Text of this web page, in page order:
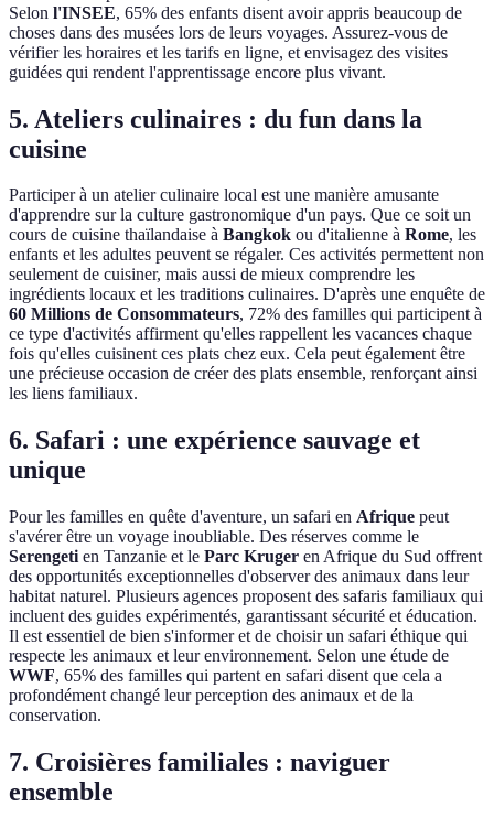
Selon l'INSEE, 65% des enfants disent avoir appris beaucoup de
choses dans des musées lors de leurs voyages. Assurez-vous de
vérifier les horaires et les tarifs en ligne, et envisagez des visites
guidées qui rendent l'apprentissage encore plus vivant.
5. Ateliers culinaires : du fun dans la
cuisine
Participer à un atelier culinaire local est une manière amusante
d'apprendre sur la culture gastronomique d'un pays. Que ce soit un
cours de cuisine thaïlandaise à Bangkok ou d'italienne à Rome, les
enfants et les adultes peuvent se régaler. Ces activités permettent non
seulement de cuisiner, mais aussi de mieux comprendre les
ingrédients locaux et les traditions culinaires. D'après une enquête de
60 Millions de Consommateurs, 72% des familles qui participent à
ce type d'activités affirment qu'elles rappellent les vacances chaque
fois qu'elles cuisinent ces plats chez eux. Cela peut également être
une précieuse occasion de créer des plats ensemble, renforçant ainsi
les liens familiaux.
6. Safari : une expérience sauvage et
unique
Pour les familles en quête d'aventure, un safari en Afrique peut
s'avérer être un voyage inoubliable. Des réserves comme le
Serengeti en Tanzanie et le Parc Kruger en Afrique du Sud offrent
des opportunités exceptionnelles d'observer des animaux dans leur
habitat naturel. Plusieurs agences proposent des safaris familiaux qui
incluent des guides expérimentés, garantissant sécurité et éducation.
Il est essentiel de bien s'informer et de choisir un safari éthique qui
respecte les animaux et leur environnement. Selon une étude de
WWF, 65% des familles qui partent en safari disent que cela a
profondément changé leur perception des animaux et de la
conservation.
7. Croisières familiales : naviguer
ensemble